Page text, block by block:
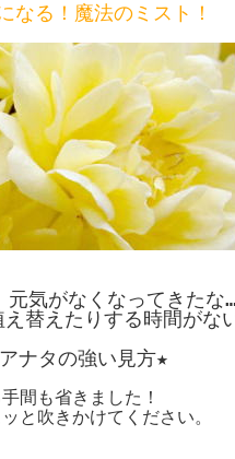
なる！魔法のミスト！
元気がなくなってきたな…
替えたりする時間がな
ナタの強い見方★
間も省きました！
と吹きかけてください。